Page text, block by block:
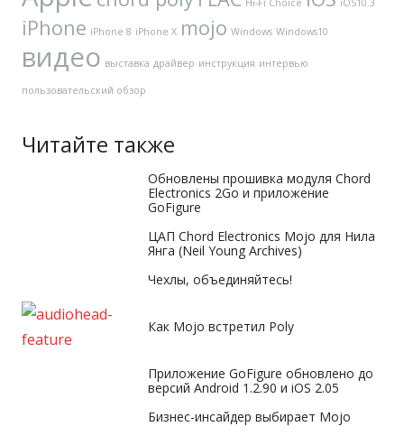
Hi-Fi Choice iOS10.3
iPhone iPhone 8 iPhone X mojo Windows Windows10
видео выставка драйвер инструкция интервью
пользовательский обзор
Читайте также
Обновлены прошивка модуля Chord
Electronics 2Go и приложение
GoFigure
ЦАП Chord Electronics Mojo для Нила
Янга (Neil Young Archives)
Чехлы, объединяйтесь!
Как Mojo встретил Poly
Приложение GoFigure обновлено до
версий Android 1.2.90 и iOS 2.05
Бизнес-инсайдер выбирает Mojo